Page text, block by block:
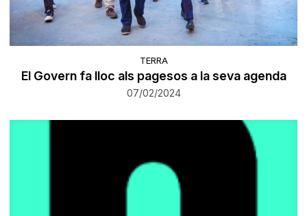
TERRA
El Govern fa lloc als pagesos a la seva agenda
07/02/2024